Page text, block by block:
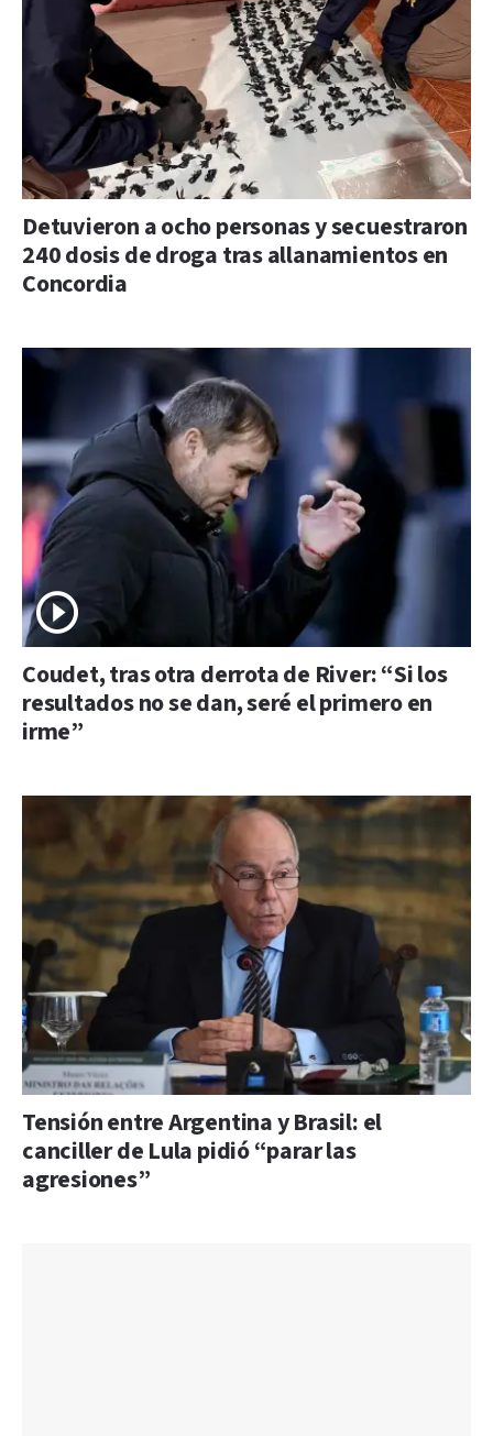
Detuvieron a ocho personas y secuestraron
240 dosis de droga tras allanamientos en
Concordia
Coudet, tras otra derrota de River: “Si los
resultados no se dan, seré el primero en
irme”
Tensión entre Argentina y Brasil: el
canciller de Lula pidió “parar las
agresiones”